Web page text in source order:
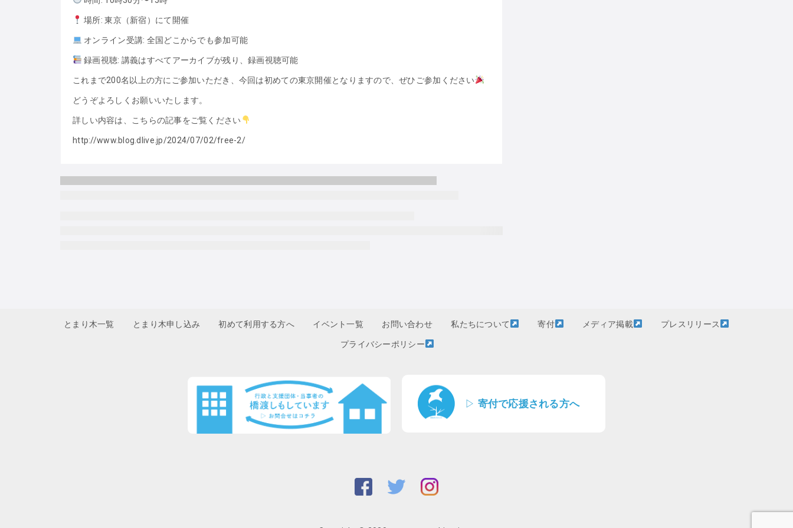
場所: 東京（新宿）にて開催
オンライン受講: 全国どこからでも参加可能
録画視聴: 講義はすべてアーカイブが残り、録画視聴可能
これまで200名以上の方にご参加いただき、今回は初めての東京開催となりますので、ぜひご参加ください
どうぞよろしくお願いいたします。
詳しい内容は、こちらの記事をご覧ください
http://www.blog.dlive.jp/2024/07/02/free-2/
とまり木一覧 とまり木申し込み 初めて利用する方へ イベント一覧 お問い合わせ 私たちについて 寄付 メディア掲載 プレスリリース
プライバシーポリシー
▷ 寄付で応援される方へ